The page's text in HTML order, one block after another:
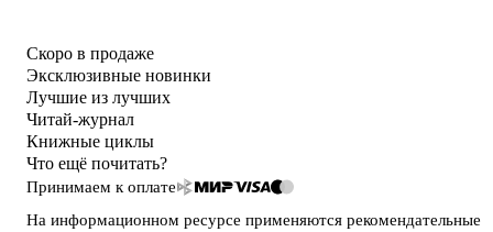
Скоро в продаже
Эксклюзивные новинки
Лучшие из лучших
Читай-журнал
Книжные циклы
Что ещё почитать?
Принимаем к оплате
На информационном ресурсе применяются рекомендательные